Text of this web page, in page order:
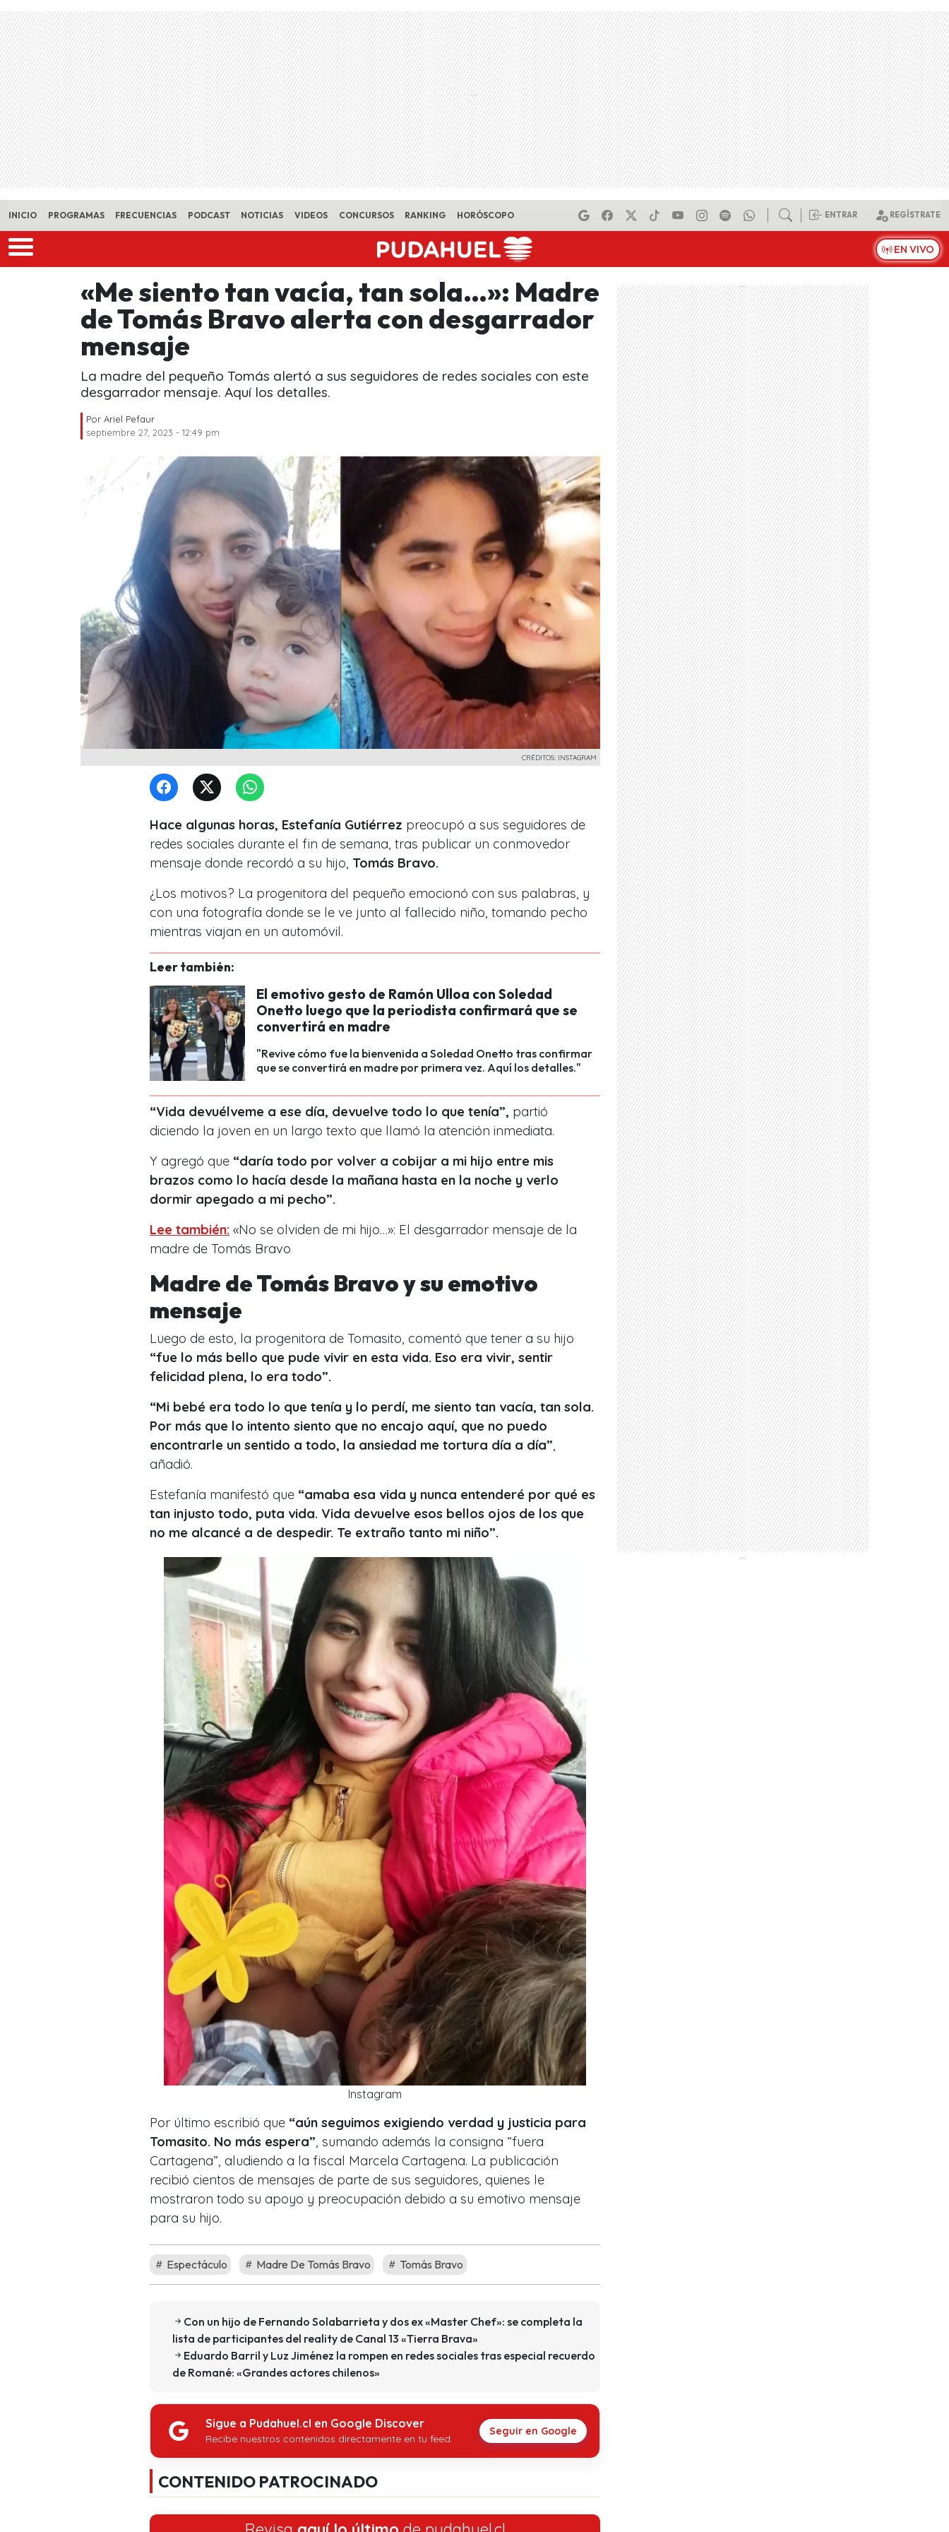
Skip to main content
INICIO PROGRAMAS FRECUENCIAS PODCAST NOTICIAS VIDEOS CONCURSOS RANKING HORÓSCOPO ENTRAR REGÍSTRATE
EN VIVO
«Me siento tan vacía, tan sola…»: Madre
de Tomás Bravo alerta con desgarrador
mensaje
La madre del pequeño Tomás alertó a sus seguidores de redes sociales con este
desgarrador mensaje. Aquí los detalles.
Por Ariel Pefaur
septiembre 27, 2023 - 12:49 pm
CRÉDITOS: INSTAGRAM
Hace algunas horas, Estefanía Gutiérrez preocupó a sus seguidores de
redes sociales durante el fin de semana, tras publicar un conmovedor
mensaje donde recordó a su hijo, Tomás Bravo.
¿Los motivos? La progenitora del pequeño emocionó con sus palabras, y
con una fotografía donde se le ve junto al fallecido niño, tomando pecho
mientras viajan en un automóvil.
Leer también:
El emotivo gesto de Ramón Ulloa con Soledad
Onetto luego que la periodista confirmará que se
convertirá en madre
"Revive cómo fue la bienvenida a Soledad Onetto tras confirmar
que se convertirá en madre por primera vez. Aquí los detalles."
“Vida devuélveme a ese día, devuelve todo lo que tenía”, partió
diciendo la joven en un largo texto que llamó la atención inmediata.
Y agregó que “daría todo por volver a cobijar a mi hijo entre mis
brazos como lo hacía desde la mañana hasta en la noche y verlo
dormir apegado a mi pecho”.
Lee también: «No se olviden de mi hijo…»: El desgarrador mensaje de la
madre de Tomás Bravo
Madre de Tomás Bravo y su emotivo
mensaje
Luego de esto, la progenitora de Tomasito, comentó que tener a su hijo
“fue lo más bello que pude vivir en esta vida. Eso era vivir, sentir
felicidad plena, lo era todo”.
“Mi bebé era todo lo que tenía y lo perdí, me siento tan vacía, tan sola.
Por más que lo intento siento que no encajo aquí, que no puedo
encontrarle un sentido a todo, la ansiedad me tortura día a día”
añadió.
Estefanía manifestó que “amaba esa vida y nunca entenderé por qué es
tan injusto todo, puta vida. Vida devuelve esos bellos ojos de los que
no me alcancé a de despedir. Te extraño tanto mi niño”.
Instagram
Por último escribió que “aún seguimos exigiendo verdad y justicia para
Tomasito. No más espera”, sumando además la consigna “fuera
Cartagena”, aludiendo a la fiscal Marcela Cartagena. La publicación
recibió cientos de mensajes de parte de sus seguidores, quienes le
mostraron todo su apoyo y preocupación debido a su emotivo mensaje
para su hijo.
Espectáculo Madre De Tomás Bravo Tomás Bravo
Con un hijo de Fernando Solabarrieta y dos ex «Master Chef»: se completa la
lista de participantes del reality de Canal 13 «Tierra Brava»
Eduardo Barril y Luz Jiménez la rompen en redes sociales tras especial recuerdo
de Romané: «Grandes actores chilenos»
Sigue a Pudahuel.cl en Google Discover
Recibe nuestros contenidos directamente en tu feed.
Seguir en Google
CONTENIDO PATROCINADO